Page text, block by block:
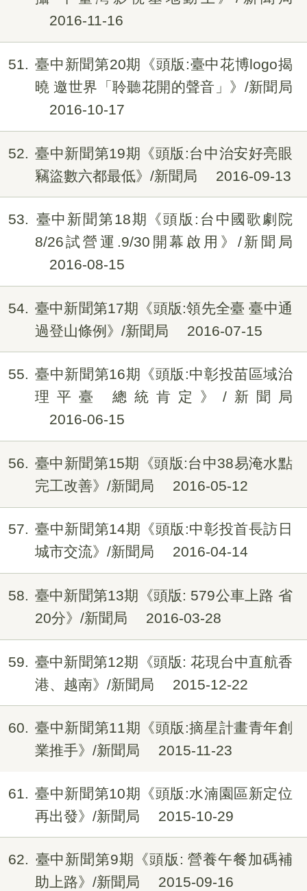
2016-11-16
51
臺中新聞第20期《頭版:臺中花博logo揭
曉 邀世界「聆聽花開的聲音」》/新聞局
2016-10-17
52
臺中新聞第19期《頭版:台中治安好亮眼
竊盜數六都最低》/新聞局
2016-09-13
53
臺中新聞第18期《頭版:台中國歌劇院
8/26試營運.9/30開幕啟用》/新聞局
2016-08-15
54
臺中新聞第17期《頭版:領先全臺 臺中通
過登山條例》/新聞局
2016-07-15
55
臺中新聞第16期《頭版:中彰投苗區域治
理平臺 總統肯定》/新聞局
2016-06-15
56
臺中新聞第15期《頭版:台中38易淹水點
完工改善》/新聞局
2016-05-12
57
臺中新聞第14期《頭版:中彰投首長訪日
城市交流》/新聞局
2016-04-14
58
臺中新聞第13期《頭版: 579公車上路 省
20分》/新聞局
2016-03-28
59
臺中新聞第12期《頭版: 花現台中直航香
港、越南》/新聞局
2015-12-22
60
臺中新聞第11期《頭版:摘星計畫青年創
業推手》/新聞局
2015-11-23
61
臺中新聞第10期《頭版:水湳園區新定位
再出發》/新聞局
2015-10-29
62
臺中新聞第9期《頭版: 營養午餐加碼補
助上路》/新聞局
2015-09-16